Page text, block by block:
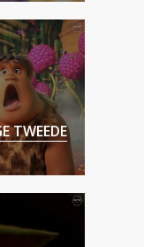
TWEEDE